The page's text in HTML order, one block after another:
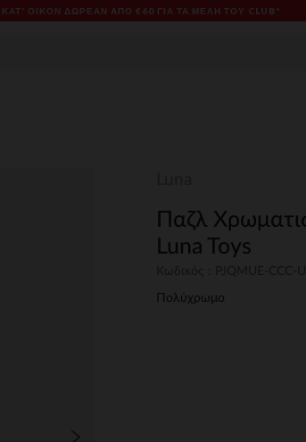
ΟΊΚΟΝ ΔΩΡΕΑΝ ΑΠΌ €60 ΓΙΑ ΤΑ ΜΈΛΗ ΤΟΥ CLUB*
Παζλ
Luna Toys
Πολύχρωμο